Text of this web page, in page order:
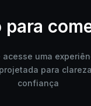
para
acesse uma
para
confiança